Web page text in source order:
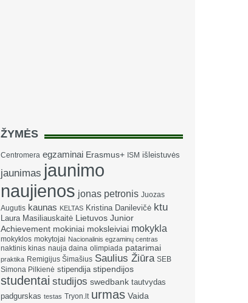
ŽYMĖS
Centromera egzaminai Erasmus+ ISM išleistuvės
jaunimas jaunimo
naujienos jonas petronis Juozas
Augutis kaunas KELTAS Kristina Danilevičė ktu
Laura Masiliauskaitė Lietuvos Junior
Achievement mokiniai moksleiviai mokykla
mokyklos mokytojai Nacionalinis egzaminų centras
naktinis kinas nauja daina olimpiada patarimai
praktika Remigijus Šimašius Saulius Žiūra SEB
Simona Pilkienė stipendija stipendijos
studentai studijos swedbank tautvydas
padgurskas testas Tryon.lt urmas Vaida